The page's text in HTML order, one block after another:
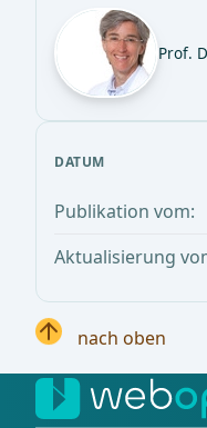
Prof.
DATUM
Publikation vom:
Aktualisierung
nach oben